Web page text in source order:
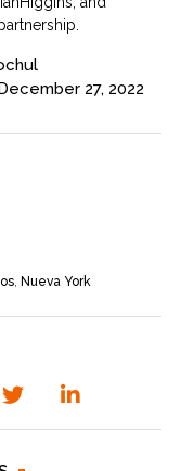
27, 2022
, Nueva York